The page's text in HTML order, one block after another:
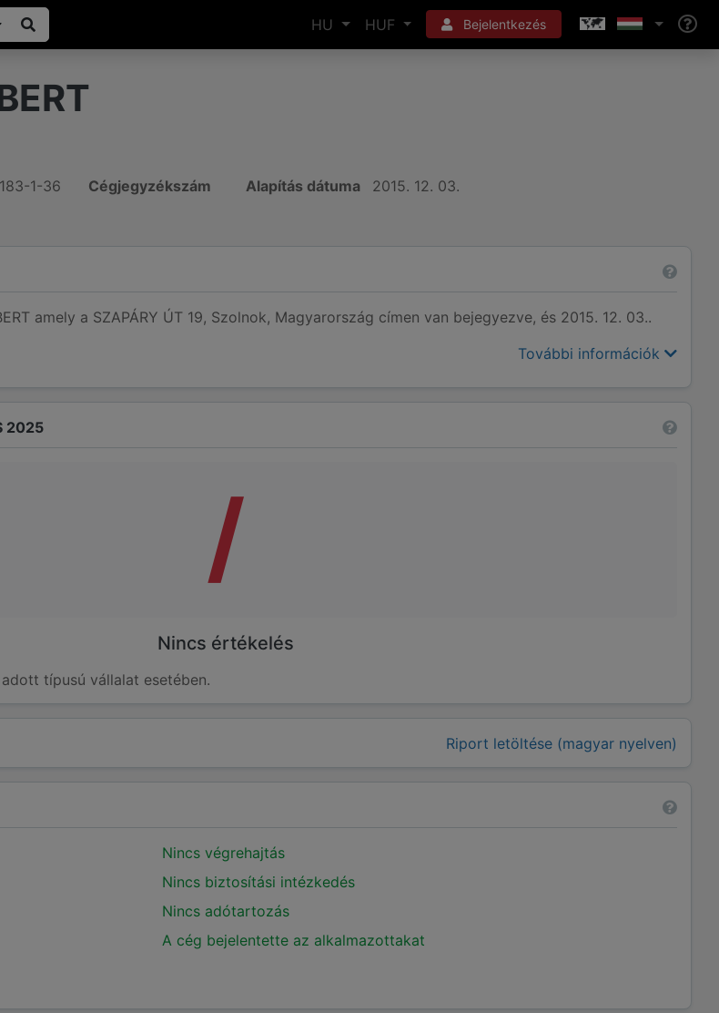
HU HUF Bejelentkezés
1-36 Cégjegyzékszám Alapítás dátuma 2015. 12. 03.
amely a SZAPÁRY ÚT 19, Szolnok, Magyarország címen van bejegyezve, és 2015. 12. 03..
További információk
Riport letöltése (magyar nyelven)
2025
/
Nincs értékelés
típusú vállalat esetében.
Nincs végrehajtás
Nincs biztosítási intézkedés
Nincs adótartozás
A cég bejelentette az alkalmazottakat